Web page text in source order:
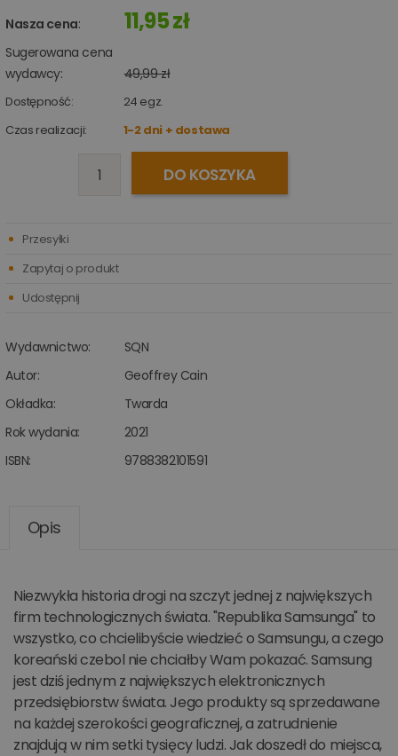
Nasza cena: 11,95 zł
Sugerowana cena
wydawcy:
49,99 zł
Dostępność: 24 egz.
Czas realizacji:
1-2 dni + dostawa
DO KOSZYKA
Wydawnictwo:
SQN
Autor:
Geoffrey Cain
Okładka:
Twarda
Rok wydania:
2021
ISBN:
9788382101591
Przesyłki
Zapytaj o produkt
Udostępnij
Opis
Niezwykła historia drogi na szczyt jednej z największych
firm technologicznych świata. "Republika Samsunga" to
wszystko, co chcielibyście wiedzieć o Samsungu, a czego
koreański czebol nie chciałby Wam pokazać. Samsung
jest dziś jednym z największych elektronicznych
przedsiębiorstw świata. Jego produkty są sprzedawane
na każdej szerokości geograficznej, a zatrudnienie
znajdują w nim setki tysięcy ludzi. Jak doszedł do miejsca,